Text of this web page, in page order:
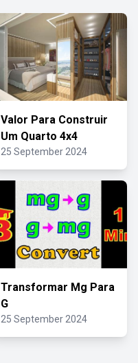
Valor Para Construir
Um Quarto 4x4
25 September 2024
Transformar Mg Para
G
25 September 2024